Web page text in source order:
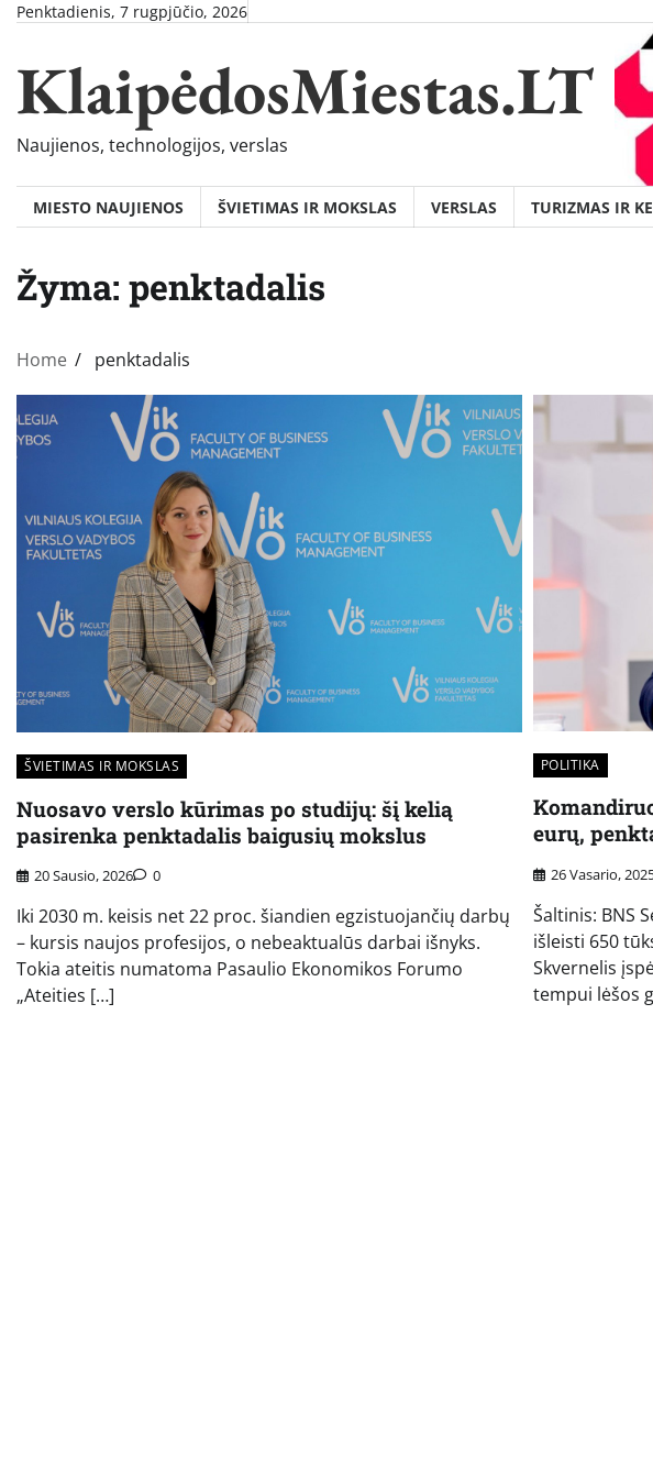
Skip
content
Penktadienis, 7 rugpjūčio, 2026
KlaipėdosMiestas.LT
Naujienos, technologijos, verslas
MIESTO NAUJIENOS ŠVIETIMAS IR MOKSLAS VERSLAS TURIZMAS IR
Žyma: penktadalis
Home penktadalis
ŠVIETIMAS IR MOKSLAS
Nuosavo verslo kūrimas po studijų: šį kelią
pasirenka penktadalis baigusių mokslus
20 Sausio, 2026 0
Iki 2030 m. keisis net 22 proc. šiandien egzistuojančių darbų
– kursis naujos profesijos, o nebeaktualūs darbai išnyks.
Tokia ateitis numatoma Pasaulio Ekonomikos Forumo
„Ateities […]
POLITIKA
eurų,
26 Vasario,
Šaltinis: BNS
išleisti 650
Skvernelis
tempui lėšos